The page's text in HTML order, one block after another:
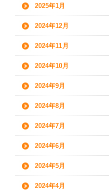
2025年1月
2024年12月
2024年11月
2024年10月
2024年9月
2024年8月
2024年7月
2024年6月
2024年5月
2024年4月